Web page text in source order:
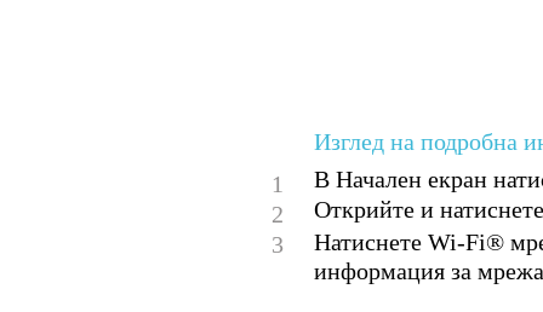
Изглед на подробна
1
В Начален екран
2
Открийте и
3
Натиснете Wi-Fi®
информация за